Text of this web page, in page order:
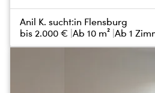
Anil K. sucht:in Flensburg
bis 2.000 € Ab 10 m² Ab 1